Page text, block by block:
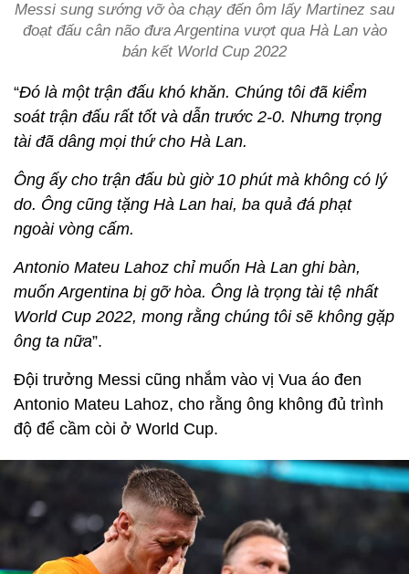
Messi sung sướng vỡ òa chạy đến ôm lấy Martinez sau
đoạt đấu cân não đưa Argentina vượt qua Hà Lan vào
bán kết World Cup 2022
“Đó là một trận đấu khó khăn. Chúng tôi đã kiểm
soát trận đấu rất tốt và dẫn trước 2-0. Nhưng trọng
tài đã dâng mọi thứ cho Hà Lan.
Ông ấy cho trận đấu bù giờ 10 phút mà không có lý
do. Ông cũng tặng Hà Lan hai, ba quả đá phạt
ngoài vòng cấm.
Antonio Mateu Lahoz chỉ muốn Hà Lan ghi bàn,
muốn Argentina bị gỡ hòa. Ông là trọng tài tệ nhất
World Cup 2022, mong rằng chúng tôi sẽ không gặp
ông ta nữa”.
Đội trưởng Messi cũng nhắm vào vị Vua áo đen
Antonio Mateu Lahoz, cho rằng ông không đủ trình
độ để cầm còi ở World Cup.